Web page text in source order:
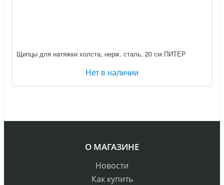
Щипцы для натяжки холста, нерж. сталь, 20 см ПИТЕР
Нет в наличии
О МАГАЗИНЕ
Новости
Как купить